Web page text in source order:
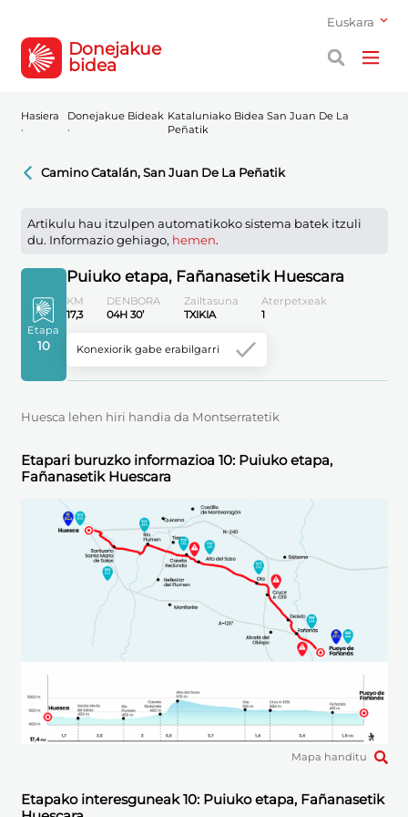
Euskara
Donejakue
bidea
Hasiera
·
Donejakue Bideak
·
Kataluniako Bidea San Juan De La
Peñatik
Camino Catalán, San Juan De La Peñatik
Artikulu hau itzulpen automatikoko sistema batek itzuli
du. Informazio gehiago, hemen.
Etapa
10
Puiuko etapa, Fañanasetik Huescara
KM
17,3
DENBORA
04H 30’
Zailtasuna
TXIKIA
Aterpetxeak
1
Konexiorik gabe erabilgarri
Huesca lehen hiri handia da Montserratetik
Etapari buruzko informazioa 10: Puiuko etapa,
Fañanasetik Huescara
Mapa handitu
Etapako interesguneak 10: Puiuko etapa, Fañanasetik